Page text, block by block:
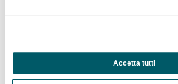
Accetta tutti
Chiara Del Bono